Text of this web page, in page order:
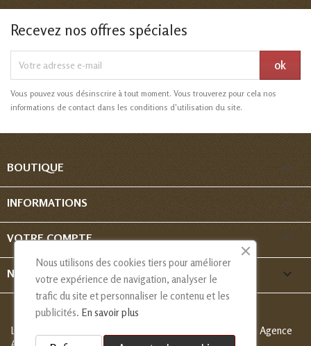
Recevez nos offres spéciales
Vous pouvez vous désinscrire à tout moment. Vous trouverez pour cela nos
informations de contact dans les conditions d'utilisation du site.
BOUTIQUE 
INFORMATIONS 
VOTRE COMPTE 
NOUS CONTACTER keyboard_arrow_down
Les Créations de Nadia - Copyright
© 2013-2026 - Création Agence
Nous utilisons des cookies tiers pour améliorer
votre expérience de navigation, analyser le
trafic du site et personnaliser le contenu et les
publicités. En savoir plus